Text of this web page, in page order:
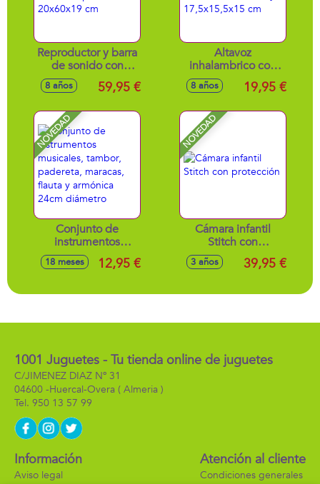
Reproductor y barra
de sonido con
altavoces para DJ
20x60x19 cm
8 años 59,95 €
Altavoz
inhalambrico con
luces disco Go
Party 17,5x15,5x15
8 años 19,95 €
NOVEDAD
Conjunto de
instrumentos
musicales, tambor,
padereta, maracas,
24cm diámetro
18 meses 12,95 €
NOVEDAD
Cámara infantil
Stitch con
protección
3 años 39,95 €
1001 Juguetes - Tu tienda online de juguetes
C/JIMENEZ DIAZ Nº 31
04600 -Huercal-Overa ( Almeria )
950 13 57 99
Información
Aviso legal
Atención al cliente
Condiciones generales